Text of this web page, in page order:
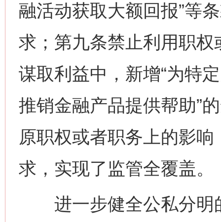
融活动获取大额回报”等
求；第九条禁止利用职
谋取利益中，新增“为特
推销金融产品提供帮助”
原职权或者职务上的影
求，实现了监管全覆盖。
进一步健全公私分明